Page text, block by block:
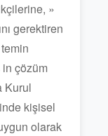
»
gerektiren
in çözüm
Kurul
kişisel
olarak